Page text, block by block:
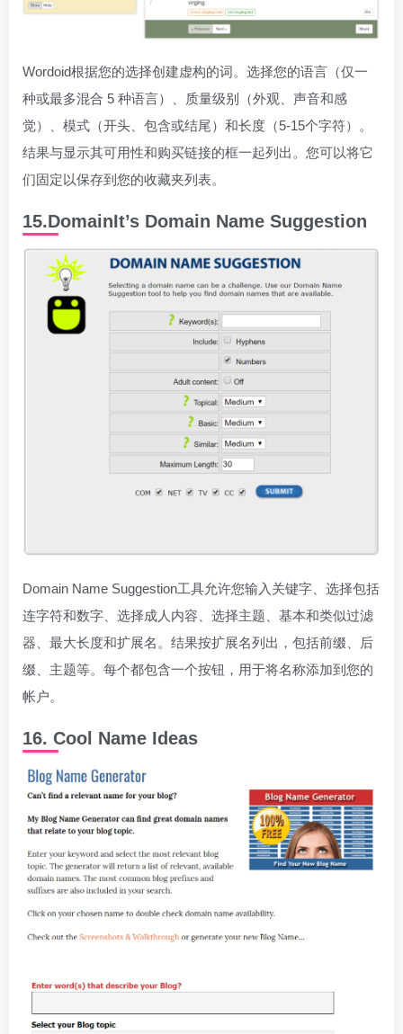
Wordoid根据您的选择创建虚构的词。选择您的语言（仅一
种或最多混合 5 种语言）、质量级别（外观、声音和感
觉）、模式（开头、包含或结尾）和长度（5-15个字符）。
结果与显示其可用性和购买链接的框一起列出。您可以将它
们固定以保存到您的收藏夹列表。
15.DomainIt’s Domain Name Suggestion
Domain Name Suggestion工具允许您输入关键字、选择包括
连字符和数字、选择成人内容、选择主题、基本和类似过滤
器、最大长度和扩展名。结果按扩展名列出，包括前缀、后
缀、主题等。每个都包含一个按钮，用于将名称添加到您的
帐户。
16. Cool Name Ideas